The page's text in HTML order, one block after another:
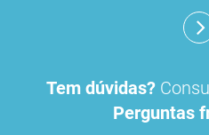
Tem dúvidas?
Perguntas